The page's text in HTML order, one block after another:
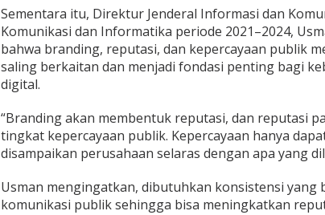
Sementara itu, Direktur Jenderal Informasi dan
Komunikasi dan Informatika periode 2021–2024,
bahwa branding, reputasi, dan kepercayaan publik
saling berkaitan dan menjadi fondasi penting bagi
digital.
“Branding akan membentuk reputasi, dan reputasi
tingkat kepercayaan publik. Kepercayaan hanya
disampaikan perusahaan selaras dengan apa yang
Usman mengingatkan, dibutuhkan konsistensi yang
komunikasi publik sehingga bisa meningkatkan